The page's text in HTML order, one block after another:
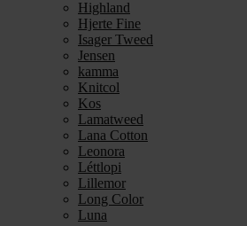
Highland
Hjerte Fine
Isager Tweed
Jensen
kamma
Knitcol
Kos
Lamatweed
Lana Cotton
Leonora
Léttlopi
Lillemor
Long Color
Luna